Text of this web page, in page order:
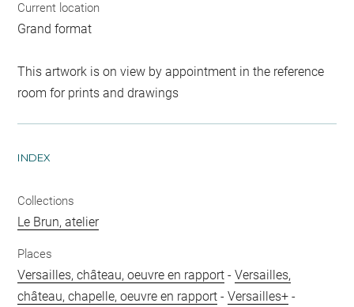
Current location
Grand format
This artwork is on view by appointment in the reference
room for prints and drawings
INDEX
Collections
Le Brun, atelier
Places
Versailles, château, oeuvre en rapport -Versailles,
château, chapelle, oeuvre en rapport -Versailles+ -